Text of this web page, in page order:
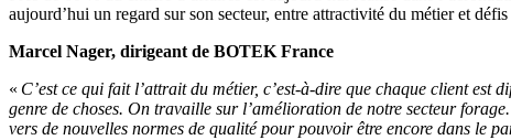
aujourd’hui un regard sur son secteur, entre attractivité du métier et défis
Marcel Nager, dirigeant de BOTEK France
« C’est ce qui fait l’attrait du métier, c’est-à-dire que chaque client
genre de choses. On travaille sur l’amélioration de notre secteur
vers de nouvelles normes de qualité pour pouvoir être encore dans le